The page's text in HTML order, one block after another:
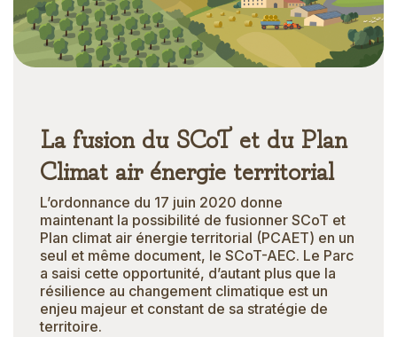
La fusion du SCoT et du Plan
Climat air énergie territorial
L’ordonnance du 17 juin 2020 donne
maintenant la possibilité de fusionner SCoT et
Plan climat air énergie territorial (PCAET) en un
seul et même document, le SCoT-AEC. Le Parc
a saisi cette opportunité, d’autant plus que la
résilience au changement climatique est un
enjeu majeur et constant de sa stratégie de
territoire.